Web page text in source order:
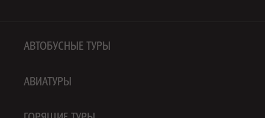
АВТОБУСНЫЕ ТУРЫ
АВИАТУРЫ